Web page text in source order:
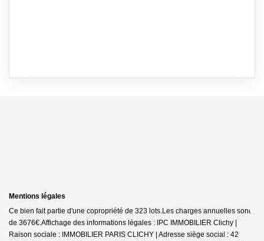
Mentions légales
Ce bien fait partie d'une copropriété de 323 lots.Les charges annuelles sont
de 3676€.Affichage des informations légales : IPC IMMOBILIER Clichy |
Raison sociale : IMMOBILIER PARIS CLICHY | Adresse siège social : 42